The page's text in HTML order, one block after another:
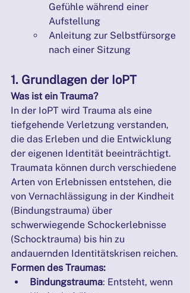
Gefühle während einer
Aufstellung
Anleitung zur Selbstfürsorge
nach einer Sitzung
1. Grundlagen der IoPT
Was ist ein Trauma?
In der IoPT wird Trauma als eine
tiefgehende Verletzung verstanden,
die das Erleben und die Entwicklung
der eigenen Identität beeinträchtigt.
Traumata können durch verschiedene
Arten von Erlebnissen entstehen, die
von Vernachlässigung in der Kindheit
(Bindungstrauma) über
schwerwiegende Schockerlebnisse
(Schocktrauma) bis hin zu
andauernden Identitätskrisen reichen.
Formen des Traumas:
Bindungstrauma: Entsteht, wenn